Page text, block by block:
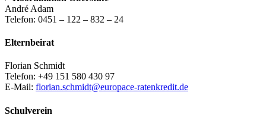
André Adam
Telefon: 0451 – 122 – 832 – 24
Elternbeirat
Florian Schmidt
Telefon: +49 151 580 430 97
E-Mail: florian.schmidt@europace-ratenkredit.de
Schulverein